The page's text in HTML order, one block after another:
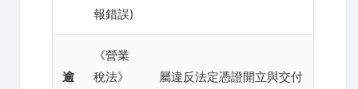
報錯誤)
逾
《營業
稅法》
屬違反法定憑證開立與交付